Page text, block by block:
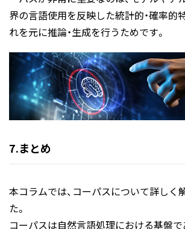
界の言語使用を反映した統計的・確率的
れを元に推論・生成を行うためです。
7.まとめ
本コラムでは、コーパスについて詳しく
た。
コーパスは自然言語処理における基盤で